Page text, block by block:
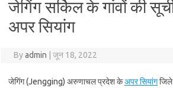
जेगिंग सर्किल के गांवों की
अपर सियांग
Byadmin जून 18, 2022
जेगिंग (Jengging) अरुणाचल प्रदेश केअपर सियांगजिले